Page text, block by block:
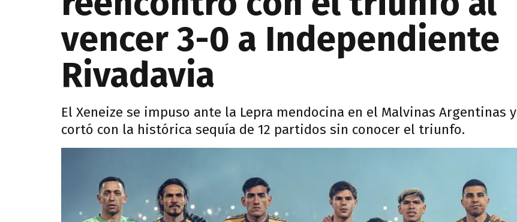
vencer 3-0 a Independiente
Rivadavia
El Xeneize se impuso ante la Lepra mendocina en el Malvinas Argentinas y
cortó con la histórica sequía de 12 partidos sin conocer el triunfo.